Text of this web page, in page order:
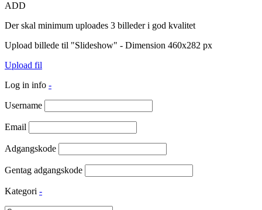
ADD
Der skal minimum uploades 3 billeder i god kvalitet
Upload billede til "Slideshow" - Dimension 460x282 px
Upload fil
Log in info -
Username
Email
Adgangskode
Gentag adgangskode
Kategori -